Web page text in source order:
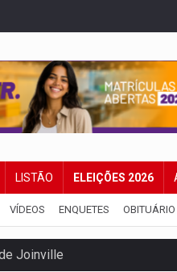
LISTÃO ELEIÇÕES 2026
VÍDEOS ENQUETES OBITUÁRIO
Joinville
de R$ 29 mi